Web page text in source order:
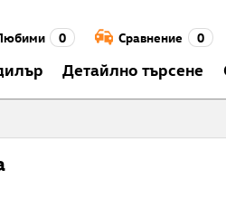
0 Сравнение 0
Детайлно търсене